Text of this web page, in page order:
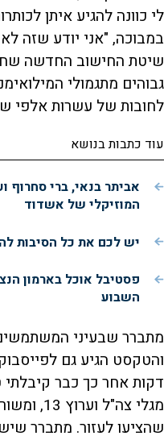
לי כוונה להגיע איתן
במבוכה, "אני יודע שזה
שיטת החישוב החדשה
גבוהים מתגמולי
לחובות של עשרות אלפי
עוד כתבות בנושא
אביתר בנאי, ברי סחרוף
המוזיקלי של אשדוד
יש לכם את כל הסיבות
פסטיבל אוכל בארמון
השבוע
מתברר שבעיני
והטקסט הגיע גם
דקות אחר כך כבר
מגלי
שהציעו לעזור. מתברר